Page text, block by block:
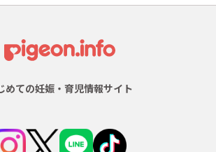
めての妊娠・育児情報サイト